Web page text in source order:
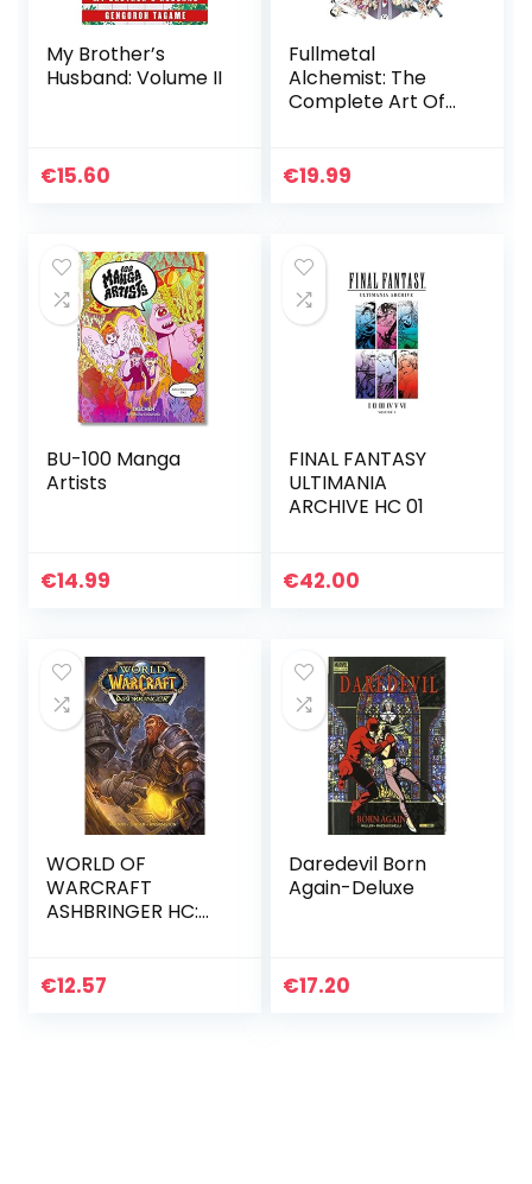
My Brother’s
Husband: Volume II
€15.60
Fullmetal
Alchemist: The
Complete Art Of
Alchemist)
€19.99
BU-100 Manga
Artists
€14.99
FINAL FANTASY
ULTIMANIA
ARCHIVE HC 01
€42.00
WORLD OF
WARCRAFT
ASHBRINGER HC:
€12.57
Daredevil Born
Again-Deluxe
€17.20